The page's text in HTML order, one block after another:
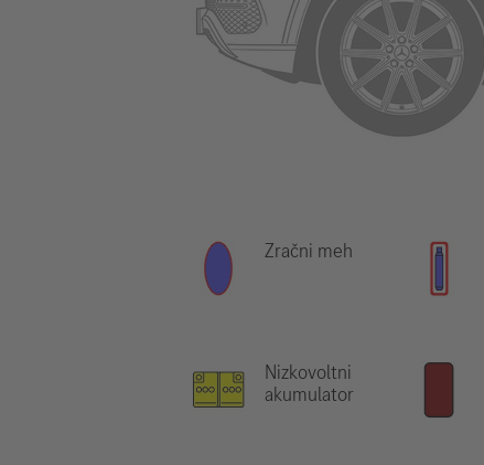
Zračni meh
Nizkovoltni
akumulator